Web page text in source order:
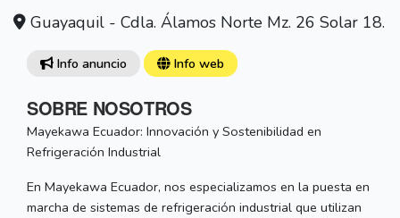
Guayaquil - Cdla. Álamos Norte Mz. 26 Solar 18.
Info anuncio Info web
SOBRE NOSOTROS
Mayekawa Ecuador: Innovación y Sostenibilidad en
Refrigeración Industrial
En Mayekawa Ecuador, nos especializamos en la puesta en
marcha de sistemas de refrigeración industrial que utilizan